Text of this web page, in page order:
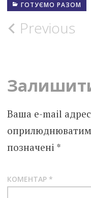
ГОТУЄМО РАЗОМ
Post
Previous
Ваша e-mail
позначені *
КОМЕНТАР *